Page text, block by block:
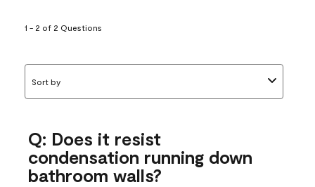
1 - 2 of 2 Questions
Sort by
Q: Does it resist
condensation running down
bathroom walls?